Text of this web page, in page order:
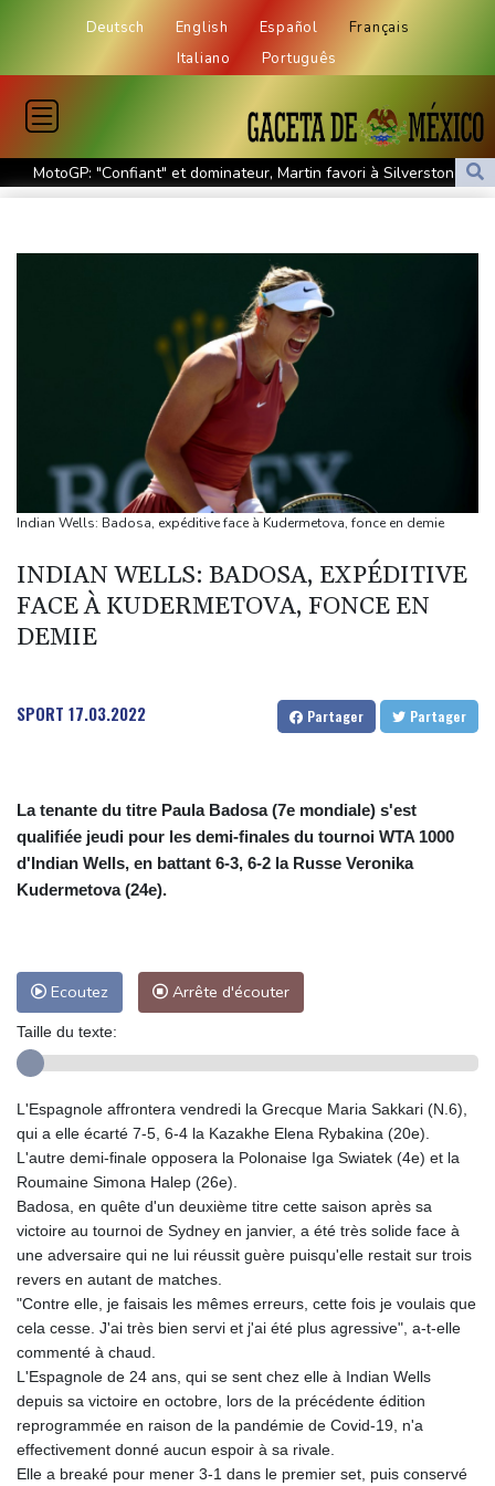
Deutsch English Español
Français
Italiano
Português
MotoGP: "Confiant" et dominateur, Martin favori à Silverstone
Tour de France: Vollering domine Niewiadoma à Nice et endosse
Retour timide des touristes au Porge, encore meurtri par le
Zelensky avertit que l'hiver sera difficile pour l'Ukraine, 4 morts
dans des frappes dans la région de Kiev
Que peut-on attendre du pacte de défense scellé par Ryad,
Ankara et Islamabad?
Foot: le père et agent de Lionel Messi décède à l'âge de 68 ans
Hongrie : le "juge qui a dit non" à Orban choisi par le camp
Magyar pour devenir président
quatre nages
Angleterre: le milieu brésilien Bruno Guimaraes rejoint Arsenal
Tour de France: la lauréate sortante Pauline Ferrand-Prévot
Indian Wells: Badosa, expéditive face à Kudermetova, fonce en demie
INDIAN WELLS: BADOSA, EXPÉDITIVE
FACE À KUDERMETOVA, FONCE EN
DEMIE
SPORT 17.03.2022 Partager Partager
La tenante du titre Paula Badosa (7e mondiale) s'est
qualifiée jeudi pour les demi-finales du tournoi WTA 1000
d'Indian Wells, en battant 6-3, 6-2 la Russe Veronika
Kudermetova (24e).
Ecoutez Arrête d'écouter
Taille du texte:
L'Espagnole affrontera vendredi la Grecque Maria Sakkari (N.6),
qui a elle écarté 7-5, 6-4 la Kazakhe Elena Rybakina (20e).
L'autre demi-finale opposera la Polonaise Iga Swiatek (4e) et la
Roumaine Simona Halep (26e).
Badosa, en quête d'un deuxième titre cette saison après sa
victoire au tournoi de Sydney en janvier, a été très solide face à
une adversaire qui ne lui réussit guère puisqu'elle restait sur trois
revers en autant de matches.
"Contre elle, je faisais les mêmes erreurs, cette fois je voulais que
cela cesse. J'ai très bien servi et j'ai été plus agressive", a-t-elle
commenté à chaud.
L'Espagnole de 24 ans, qui se sent chez elle à Indian Wells
depuis sa victoire en octobre, lors de la précédente édition
reprogrammée en raison de la pandémie de Covid-19, n'a
effectivement donné aucun espoir à sa rivale.
Elle a breaké pour mener 3-1 dans le premier set, puis conservé